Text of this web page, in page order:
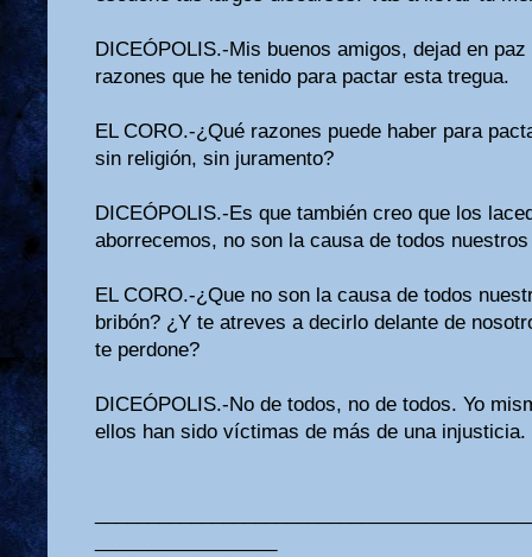
DICEÓPOLIS.-Mis buenos amigos, dejad en
razones que he tenido para pactar esta tregua.
EL CORO.-¿Qué razones puede haber para
sin religión, sin juramento?
DICEÓPOLIS.-Es que también creo que los
aborrecemos, no son la causa de todos
EL CORO.-¿Que no son la causa de todos
bribón? ¿Y te atreves a decirlo delante de
te perdone?
DICEÓPOLIS.-No de todos, no de todos. Yo
ellos han sido víctimas de más de una injusticia.